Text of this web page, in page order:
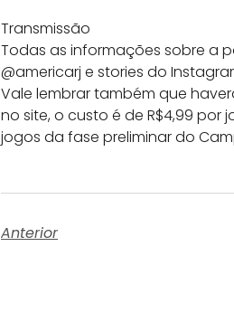
Transmissão
Todas as informações sobre a
@americarj e stories do
Vale lembrar também que
no site, o custo é de R$4,99
jogos da fase preliminar do
Anterior